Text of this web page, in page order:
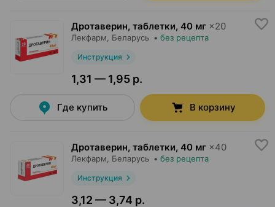
Дротаверин, таблетки, 40 мг ×20
Лекфарм , Беларусь • без рецепта
Инструкция
1,31 — 1,95 р.
Где купить В корзину
Дротаверин, таблетки, 40 мг ×40
Лекфарм , Беларусь • без рецепта
Инструкция
3,12 — 3,74 р.